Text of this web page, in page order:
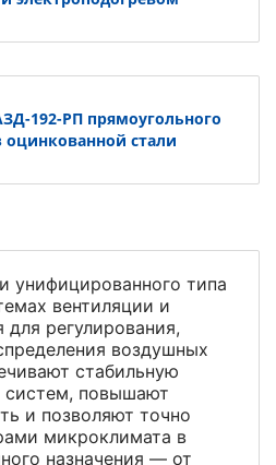
192-РП прямоугольного
оцинкованной стали
унифицированного типа
вентиляции и
регулирования,
воздушных
стабильную
систем, повышают
и позволяют точно
микроклимата в
назначения — от